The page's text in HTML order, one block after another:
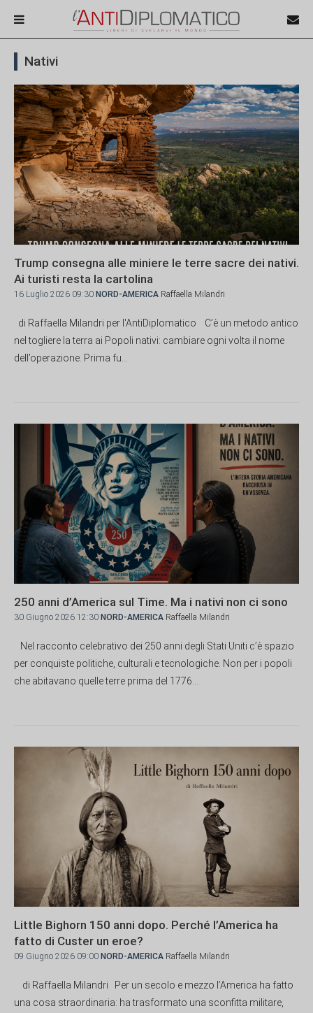
Nativi
Trump consegna alle miniere le terre sacre dei nativi.
Ai turisti resta la cartolina
16 Luglio 2026 09:30 NORD-AMERICA Raffaella Milandri
di Raffaella Milandri per l'AntiDiplomatico C’è un metodo antico
nel togliere la terra ai Popoli nativi: cambiare ogni volta il nome
dell’operazione. Prima fu...
250 anni d’America sul Time. Ma i nativi non ci sono
30 Giugno 2026 12:30 NORD-AMERICA Raffaella Milandri
Nel racconto celebrativo dei 250 anni degli Stati Uniti c’è spazio
per conquiste politiche, culturali e tecnologiche. Non per i popoli
che abitavano quelle terre prima del 1776...
Little Bighorn 150 anni dopo. Perché l’America ha
fatto di Custer un eroe?
09 Giugno 2026 09:00 NORD-AMERICA Raffaella Milandri
di Raffaella Milandri Per un secolo e mezzo l’America ha fatto
una cosa straordinaria: ha trasformato una sconfitta militare,